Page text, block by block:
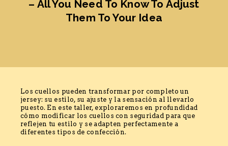
– All You Need To Know To Adjust
Them To Your Idea
Los cuellos pueden transformar por completo un
jersey: su estilo, su ajuste y la sensación al llevarlo
puesto. En este taller, exploraremos en profundidad
cómo modificar los cuellos con seguridad para que
reflejen tu estilo y se adapten perfectamente a
diferentes tipos de confección.